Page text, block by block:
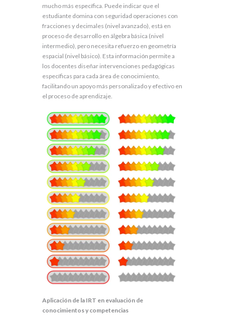
mucho más específica. Puede indicar que el
estudiante domina con seguridad operaciones con
fracciones y decimales (nivel avanzado), está en
proceso de desarrollo en álgebra básica (nivel
intermedio), pero necesita refuerzo en geometría
espacial (nivel básico). Esta información permite a
los docentes diseñar intervenciones pedagógicas
específicas para cada área de conocimiento,
facilitando un apoyo más personalizado y efectivo en
el proceso de aprendizaje.
Aplicación de la IRT en evaluación de
conocimientos y competencias